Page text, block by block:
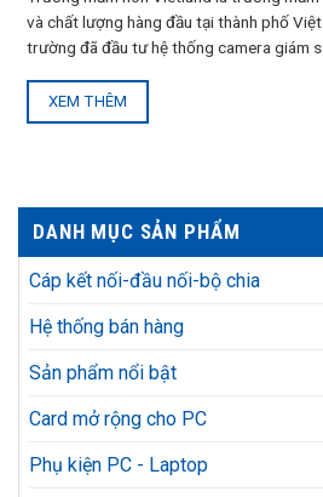
và chất lượng hàng đầu tại thành phố
trường đã đầu tư hệ thống camera giám
XEM THÊM
DANH MỤC SẢN PHẨM
Cáp kết nối-đầu nối-bộ chia
Hệ thống bán hàng
Sản phẩm nổi bật
Card mở rộng cho PC
Phụ kiện PC - Laptop